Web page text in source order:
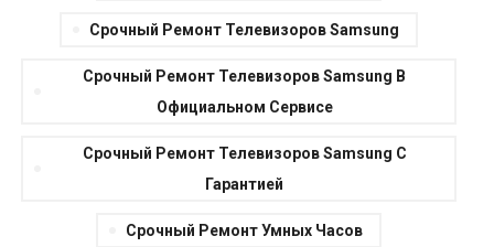
Срочный Ремонт Телевизоров Samsung
Срочный Ремонт Телевизоров Samsung В
Официальном Сервисе
Срочный Ремонт Телевизоров Samsung С
Гарантией
Срочный Ремонт Умных Часов